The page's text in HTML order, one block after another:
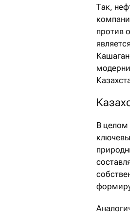
Так,
против
В целом